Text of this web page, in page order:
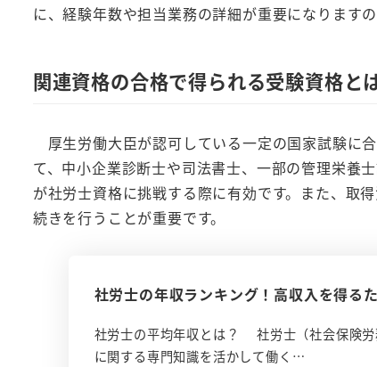
に、経験年数や担当業務の詳細が重要になります
関連資格の合格で得られる受験資格と
厚生労働大臣が認可している一定の国家試験に
て、中小企業診断士や司法書士、一部の管理栄養
が社労士資格に挑戦する際に有効です。また、取
続きを行うことが重要です。
社労士の年収ランキング！高収入を得る
社労士の平均年収とは？ 社労士（社会保険
に関する専門知識を活かして働く…